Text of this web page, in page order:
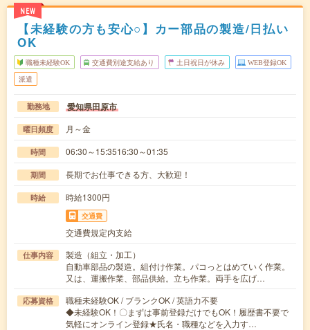
NEW
【未経験の方も安心○】カー部品の製造/日払い
OK
職種未経験OK 交通費別途支給あり 土日祝日が休み WEB登録OK
派遣
勤務地 愛知県田原市
曜日頻度 月～金
時間 06:30～15:3516:30～01:35
期間 長期でお仕事できる方、大歓迎！
時給 時給1300円
交通費
交通費規定内支給
仕事内容
製造（組立・加工）
自動車部品の製造。組付け作業。パコっとはめていく作業。
又は、運搬作業、部品供給。立ち作業。両手を広げ…
応募資格
職種未経験OK / ブランクOK / 英語力不要
◆未経験OK！〇まずは事前登録だけでもOK！履歴書不要で
気軽にオンライン登録★氏名・職種などを入力す…